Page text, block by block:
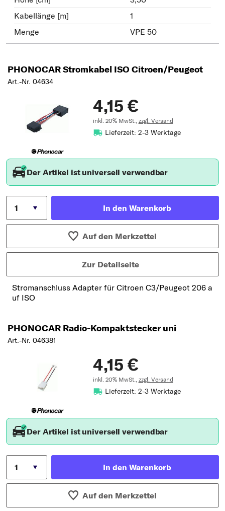
Kabellänge [m]
1
Menge
VPE 50
PHONOCAR Stromkabel ISO Citroen/Peugeot
Art.-Nr. 04634
4,15 €
inkl. 20% MwSt., zzgl. Versand
Lieferzeit: 2-3 Werktage
Der Artikel ist universell verwendbar
In den Warenkorb
Auf den Merkzettel
Zur Detailseite
Stromanschluss Adapter für Citroen C3/Peugeot 206 a
uf ISO
PHONOCAR Radio-Kompaktstecker uni
Art.-Nr. 046381
4,15 €
inkl. 20% MwSt., zzgl. Versand
Lieferzeit: 2-3 Werktage
Der Artikel ist universell verwendbar
In den Warenkorb
Auf den Merkzettel